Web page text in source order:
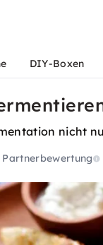
DIY-Boxen
nicht
Partnerbewertung